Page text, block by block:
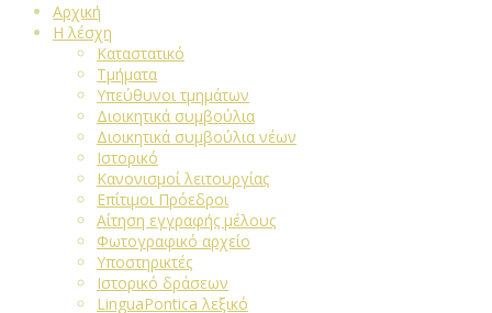
Αρχική
Η λέσχη
Καταστατικό
Τμήματα
Υπεύθυνοι τμημάτων
Διοικητικά συμβούλια
Διοικητικά συμβούλια νέων
Ιστορικό
Κανονισμοί λειτουργίας
Επίτιμοι Πρόεδροι
Αίτηση εγγραφής μέλους
Φωτογραφικό αρχείο
Υποστηρικτές
Ιστορικό δράσεων
LinguaPontica λεξικό